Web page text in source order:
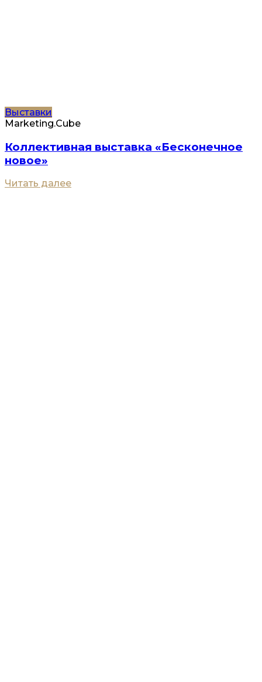
Выставки
Marketing.Cube
Коллективная выставка «Бесконечное
новое»
Читать далее